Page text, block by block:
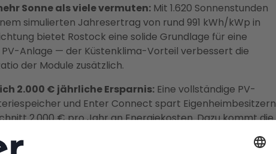
Sonne als viele vermuten: Mit 1.620 Sonnenstunden
simulierten Jahresertrag von rund 991 kWh/kWp in
bietet Rostock eine solide Grundlage für eine
Anlage — der Küstenklima-Vorteil verbessert die
der Module zusätzlich.
2.000 € jährliche Ersparnis: Eine vollständige PV-
und Enter Connect spart Eigenheimbesitzern
2.000 € pro Jahr an Energiekosten. Dazu kommt die
Umsatzsteuerbefreiung (0 % nach § 12 Abs. 3 UStG)
der Einspeiseerlöse (§ 3 Nr. 72 EStG).